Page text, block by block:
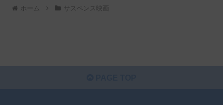
ホーム サスペンス映画